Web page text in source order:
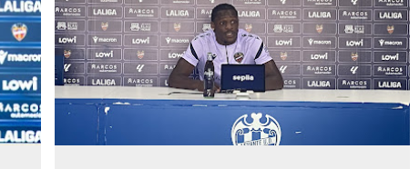
+ ACTUALIDAD DECLARACIONES ETTA EYONG
FICHAJES LEVANTE UD +
PRESENTACIÓN